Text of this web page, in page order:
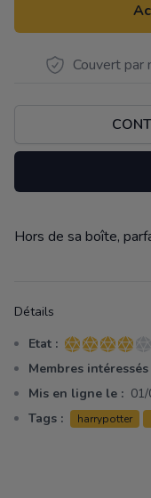
Couvert par
Description
Hors de sa boîte,
Détails
Etat : 4 sur 5 étoiles
Membres intéressés
Mis en ligne le :
Tags :
harrypotter